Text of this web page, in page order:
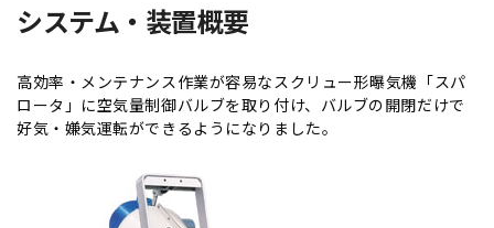
システム・装置概要
高効率・メンテナンス作業が容易なスクリュー形曝気機「スパ
ロータ」に空気量制御バルブを取り付け、バルブの開閉だけで
好気・嫌気運転ができるようになりました。